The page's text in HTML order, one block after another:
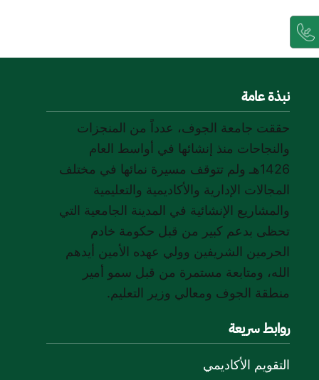
نبذة عامة
حققت جامعة الجوف، عدداً من المنجزات
والنجاحات منذ إنشائها في أواسط العام
1426هـ ولم تتوقف مسيرة نمائها في مختلف
المجالات الإدارية والأكاديمية والتعليمية
والمشاريع الإنشائية في المدينة الجامعية التي
تحظى بدعم كبير من قبل حكومة خادم
الحرمين الشريفين وولي عهده الأمين أيدهم
الله، ومتابعة مستمرة من قبل سمو أمير
منطقة الجوف ومعالي وزير التعليم.
روابط سريعة
التقويم الأكاديمي